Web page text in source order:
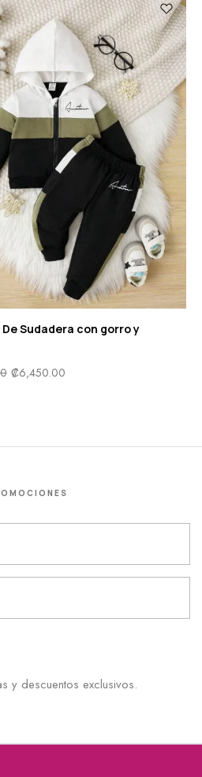
Sudadera con gorro y
₡6,450.00
y descuentos exclusivos.